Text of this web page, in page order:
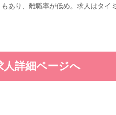
あり、離職率が低め。求人はタイ
人詳細ページへ